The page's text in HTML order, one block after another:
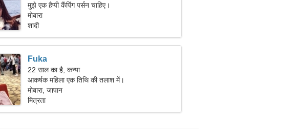
मुझे एक हैप्पी कैंपिंग पर्सन चाहिए।
मोबारा
शादी
Fuka
22 साल का है, कन्या
आकर्षक महिला एक तिथि की तलाश में।
मोबारा, जापान
मित्रता